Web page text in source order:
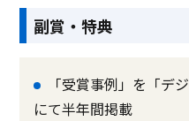
副賞・特典
「受賞事例」を「デ
にて半年間掲載